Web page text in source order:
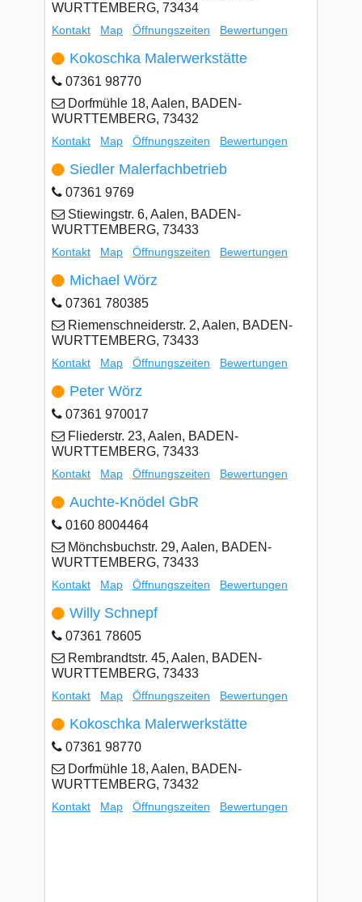
WURTTEMBERG, 73434
Kontakt Map Öffnungszeiten Bewertungen
Kokoschka Malerwerkstätte
07361 98770
Dorfmühle 18, Aalen, BADEN-
WURTTEMBERG, 73432
Kontakt Map Öffnungszeiten Bewertungen
Siedler Malerfachbetrieb
07361 9769
Stiewingstr. 6, Aalen, BADEN-
WURTTEMBERG, 73433
Kontakt Map Öffnungszeiten Bewertungen
Michael Wörz
07361 780385
Riemenschneiderstr. 2, Aalen, BADEN-
WURTTEMBERG, 73433
Kontakt Map Öffnungszeiten Bewertungen
Peter Wörz
07361 970017
Fliederstr. 23, Aalen, BADEN-
WURTTEMBERG, 73433
Kontakt Map Öffnungszeiten Bewertungen
Auchte-Knödel GbR
0160 8004464
Mönchsbuchstr. 29, Aalen, BADEN-
WURTTEMBERG, 73433
Kontakt Map Öffnungszeiten Bewertungen
Willy Schnepf
07361 78605
Rembrandtstr. 45, Aalen, BADEN-
WURTTEMBERG, 73433
Kontakt Map Öffnungszeiten Bewertungen
Kokoschka Malerwerkstätte
07361 98770
Dorfmühle 18, Aalen, BADEN-
WURTTEMBERG, 73432
Kontakt Map Öffnungszeiten Bewertungen